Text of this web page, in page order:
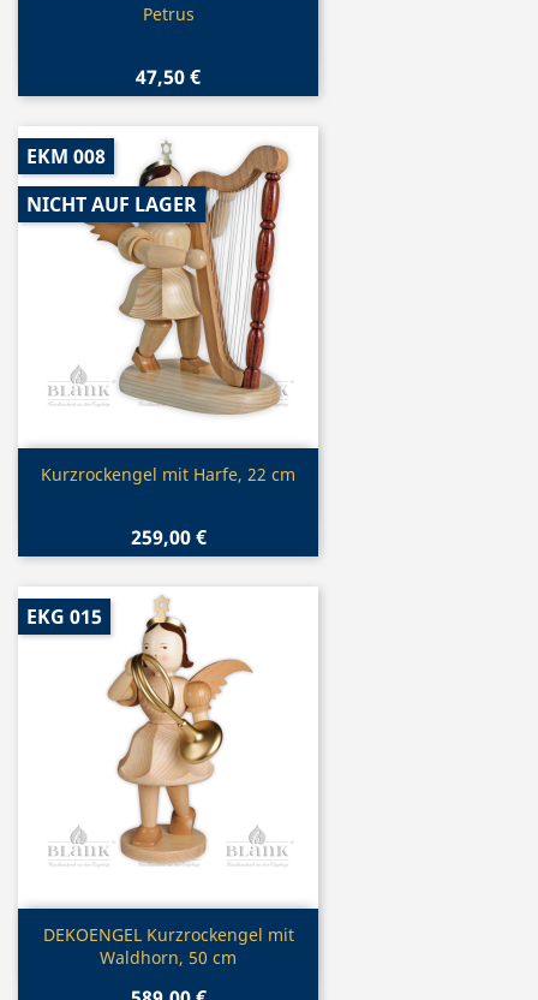
Vorschau
Petrus
47,50 €
Vorschau
Kurzrockengel mit Harfe, 22 cm
259,00 €
EKM 008
NICHT AUF LAGER
Vorschau
DEKOENGEL Kurzrockengel mit
Waldhorn, 50 cm
EKG 015